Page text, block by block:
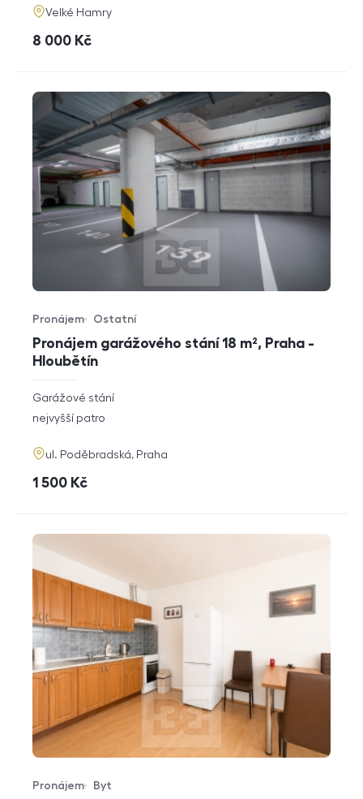
adresa
Velké Hamry
cena
8 000 Kč
Pronájem garážového stání 18 m², Praha -
Hloubětín
Typ nabídky
Pronájem
Typ nemovitosti
Ostatní
rozměry
dispozice
Garážové stání
funkce
nejvyšší patro
adresa
ul. Poděbradská, Praha
cena
1 500 Kč
Typ nabídky
Pronájem
Typ nemovitosti
Byt